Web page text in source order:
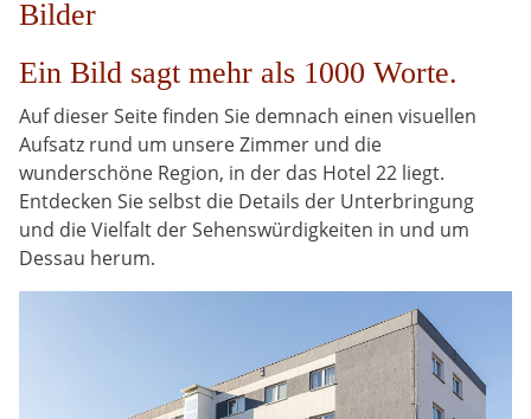
Bilder
Ein Bild sagt mehr als 1000 Worte.
Auf dieser Seite finden Sie demnach einen visuellen
Aufsatz rund um unsere Zimmer und die
wunderschöne Region, in der das Hotel 22 liegt.
Entdecken Sie selbst die Details der Unterbringung
und die Vielfalt der Sehenswürdigkeiten in und um
Dessau herum.